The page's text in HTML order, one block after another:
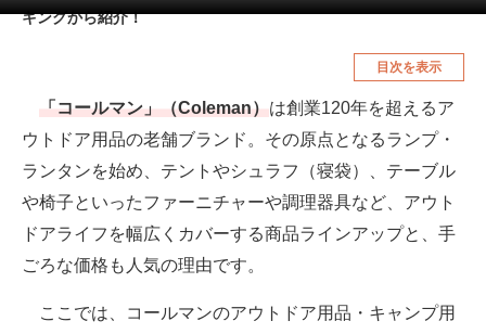
生活家電 生活用品
腕時計 車・バイク
釣り具・釣り用品 食品・飲料・お酒
食器・グラス・カトラリー
メディア
注目記事を集めた総合ページ
ITの今と未来を見通す
キングから紹介！
目次を表示
「コールマン」（Coleman）は創業120年を超えるア
ウトドア用品の老舗ブランド。その原点となるランプ・
ランタンを始め、テントやシュラフ（寝袋）、テーブル
や椅子といったファーニチャーや調理器具など、アウト
ドアライフを幅広くカバーする商品ラインアップと、手
ごろな価格も人気の理由です。
ここでは、コールマンのアウトドア用品・キャンプ用